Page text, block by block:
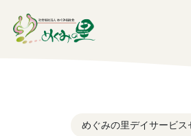
めぐみの里デイサービス